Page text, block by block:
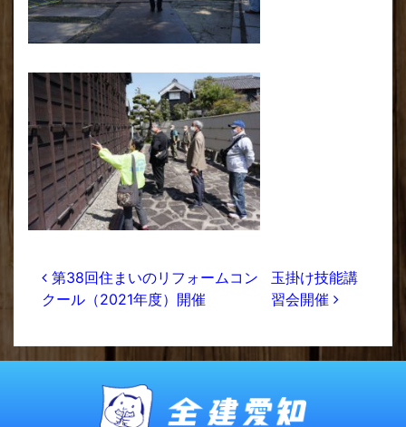
投稿ナビゲーション
第38回住まいのリフォームコン
クール（2021年度）開催
玉掛け技能講
習会開催